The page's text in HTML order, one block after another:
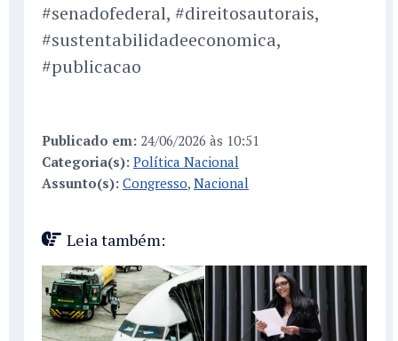
#senadofederal, #direitosautorais,
#sustentabilidadeeconomica,
#publicacao
Publicado em: 24/06/2026 às 10:51
Categoria(s): Política Nacional
Assunto(s): Congresso, Nacional
Leia também: